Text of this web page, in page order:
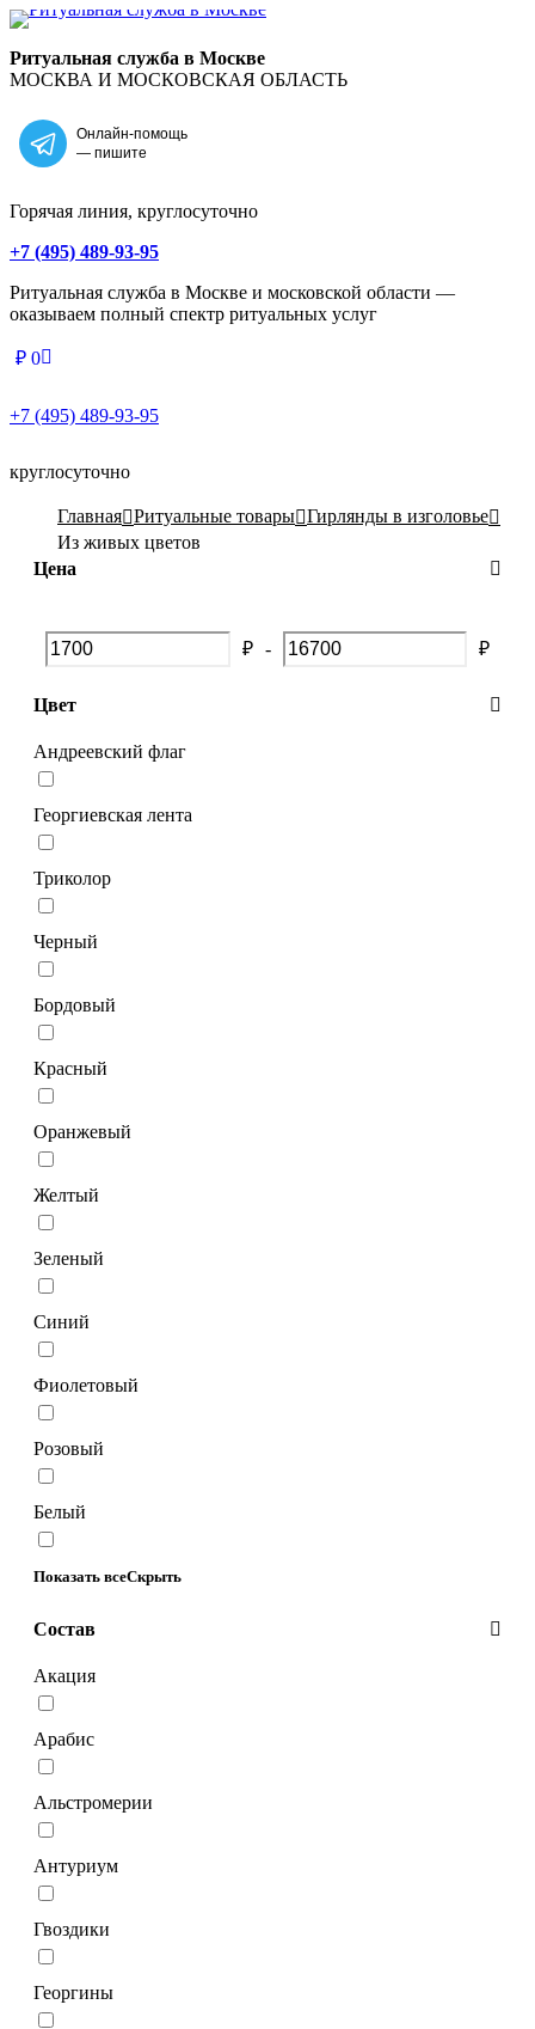
Главная
Ритуальная служба в Москве
МОСКВА И МОСКОВСКАЯ ОБЛАСТЬ
Онлайн-помощь
— пишите
Горячая линия, круглосуточно
+7 (495) 489-93-95
Ритуальная служба в Москве и московской области —
оказываем полный спектр ритуальных услуг
₽ 0
+7 (495) 489-93-95
круглосуточно
Главная Ритуальные товары Гирлянды в изголовье
Из живых цветов
Цена
₽ - ₽
Цвет
Андреевский флаг
Георгиевская лента
Триколор
Черный
Бордовый
Красный
Оранжевый
Желтый
Зеленый
Синий
Фиолетовый
Розовый
Белый
Показать всеСкрыть
Состав
Акация
Арабис
Альстромерии
Антуриум
Гвоздики
Георгины